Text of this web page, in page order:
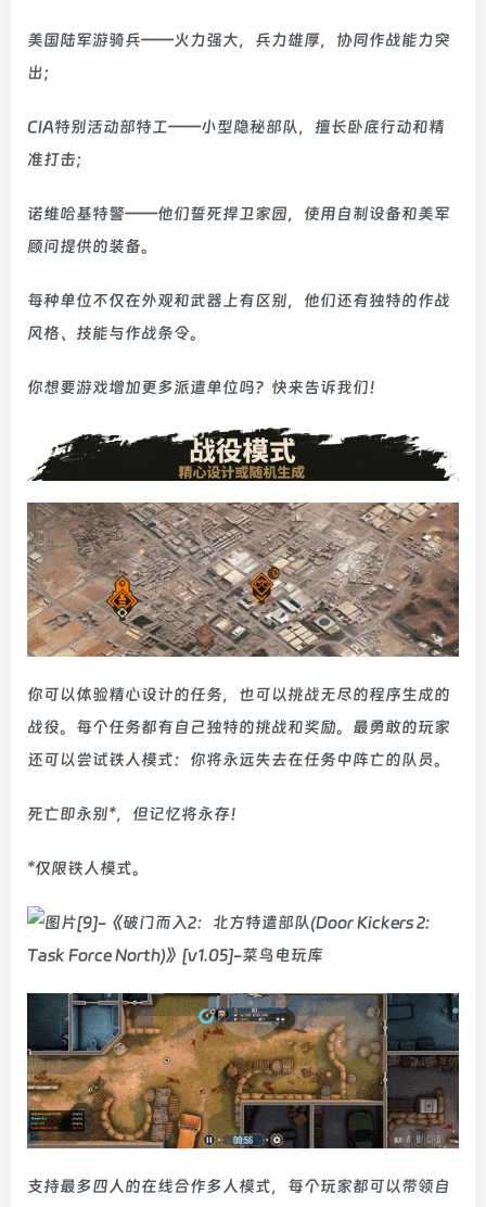
美国陆军游骑兵——火力强大，兵力雄厚，协同作战能力突
出；
CIA特别活动部特工——小型隐秘部队，擅长卧底行动和精
准打击；
诺维哈基特警——他们誓死捍卫家园，使用自制设备和美军
顾问提供的装备。
每种单位不仅在外观和武器上有区别，他们还有独特的作战
风格、技能与作战条令。
你想要游戏增加更多派遣单位吗？快来告诉我们！
你可以体验精心设计的任务，也可以挑战无尽的程序生成的
战役。每个任务都有自己独特的挑战和奖励。最勇敢的玩家
还可以尝试铁人模式：你将永远失去在任务中阵亡的队员。
死亡即永别*，但记忆将永存！
*仅限铁人模式。
支持最多四人的在线合作多人模式，每个玩家都可以带领自